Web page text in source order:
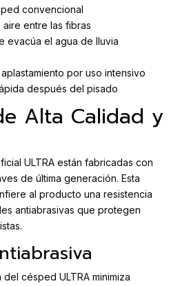
convencional
entre las fibras
evacúa el agua de lluvia
por uso intensivo
después del pisado
Alta Calidad y
ULTRA están fabricadas con
de última generación. Esta
al producto una resistencia
antiabrasivas que protegen
césped ULTRA minimiza